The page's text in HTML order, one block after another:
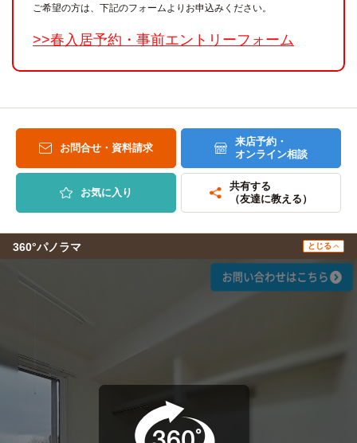
ご希望の方は、下記のフォームよりお申込みください。
>>春入居予約・事前エントリーフォーム
お問合せ・資料請求
来店予約・
オンライン相談
お気に入り
共有する
（友達に教える）
360°パノラマ とじる